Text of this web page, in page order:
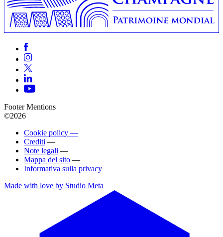
Footer Mentions
©2026
Cookie policy —
Crediti —
Note legali —
Mappa del sito —
Informativa sulla privacy
Made with love by Studio Meta